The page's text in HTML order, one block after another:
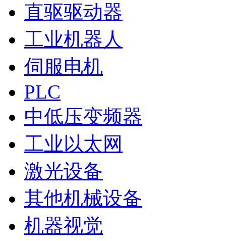
直驱驱动器
工业机器人
伺服电机
PLC
中低压变频器
工业以太网
激光设备
其他机械设备
机器视觉